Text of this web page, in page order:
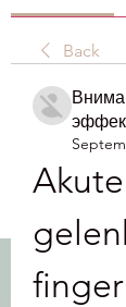
Back
Akute
finger